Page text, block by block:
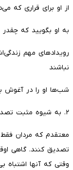
از او برای قراری که
به او بگویید که
رویدادهای مهم
نباشند
شب‌ها او را در آغوش
۲. به شیوه مثبت تصدیق می شوند و از آنها قدردانی می شود
معتقدم که مردان
تصدیق کنند. گاهی
وقتی که آنها